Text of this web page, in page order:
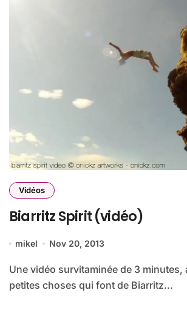
Vidéos
Biarritz Spirit (vidéo)
mikel Nov 20, 2013
Une vidéo survitaminée de 3 minutes, à propos de
petites choses qui font de Biarritz...